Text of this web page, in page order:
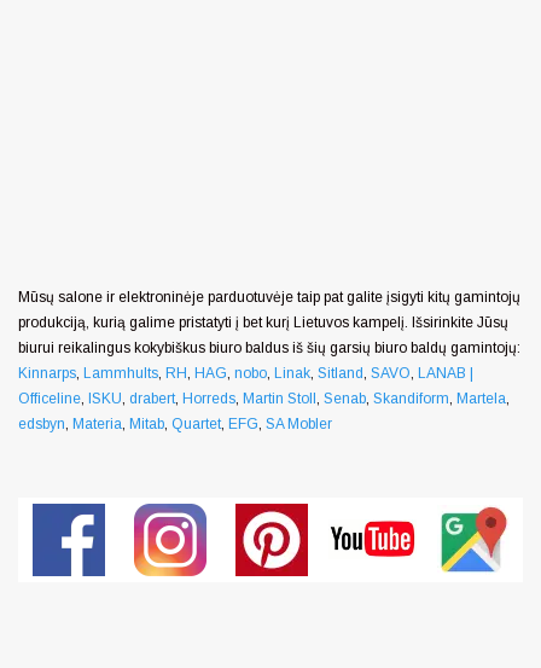
Mūsų salone ir elektroninėje parduotuvėje taip pat galite įsigyti kitų gamintojų
produkciją, kurią galime pristatyti į bet kurį Lietuvos kampelį. Išsirinkite Jūsų
biurui reikalingus kokybiškus biuro baldus iš šių garsių biuro baldų gamintojų:
Kinnarps, Lammhults, RH, HAG, nobo, Linak, Sitland, SAVO, LANAB |
Officeline, ISKU, drabert, Horreds, Martin Stoll , Senab, Skandiform, Martela,
edsbyn, Materia, Mitab, Quartet, EFG, SA Mobler